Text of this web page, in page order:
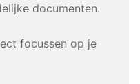
documenten.
focussen op je